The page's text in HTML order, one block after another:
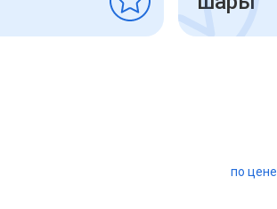
по цене